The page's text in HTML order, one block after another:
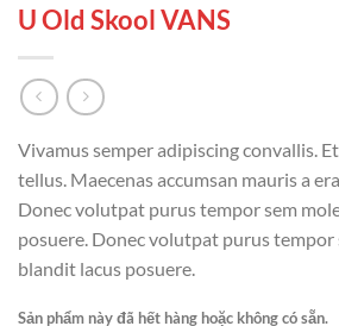
U Old Skool VANS
Vivamus semper adipiscing convallis.
tellus. Maecenas accumsan mauris a
Donec volutpat purus tempor sem
posuere. Donec volutpat purus tempor
blandit lacus posuere.
Sản phẩm này đã hết hàng hoặc không có sẵn.